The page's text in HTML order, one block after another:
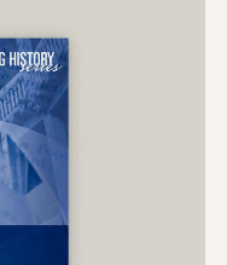
®